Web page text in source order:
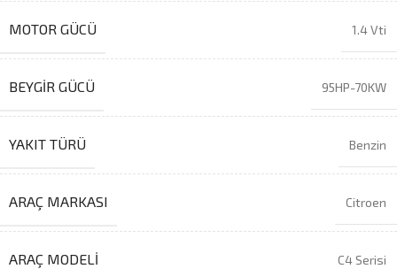
MOTOR GÜCÜ 1.4 Vti
BEYGIR GÜCÜ 95HP-70KW
YAKIT TÜRÜ Benzin
ARAÇ MARKASI Citroen
ARAÇ MODELI C4 Serisi